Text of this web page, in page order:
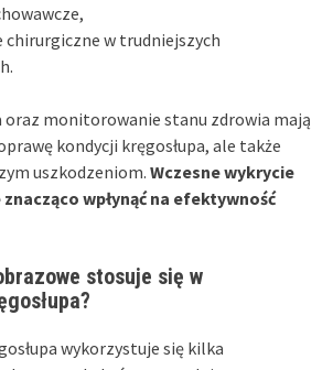
chirurgiczne w trudniejszych
oraz monitorowanie stanu zdrowia mają
kondycji kręgosłupa, ale także
uszkodzeniom. Wczesne wykrycie
wpłynąć na efektywność
stosuje się w
wykorzystuje się kilka